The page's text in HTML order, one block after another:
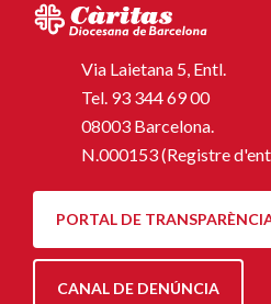
Via Laietana 5, Entl.
Tel. 93 344 69 00
08003 Barcelona.
N.000153 (Registre
PORTAL DE
CANAL DE DENÚNCIA